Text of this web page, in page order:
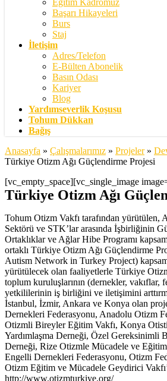
Eğitim Kadromuz
Başarı Hikayeleri
Burs
Staj
İletişim
Adres/Telefon
E-Bülten Abonelik
Basın Odası
Kariyer
Blog
Yardımseverlik Koşusu
Tohum Dükkan
Bağış
Anasayfa » Çalışmalarımız » Projeler»
Türkiye Otizm Ağı Güçlendirme Projesi
[vc_empty_space][vc_single_image
Türkiye Otizm Ağı
Tohum Otizm Vakfı tarafından yürütülen,
Sektörü ve STK’lar arasında İşbirliğinin
Ortaklıklar ve Ağlar Hibe Programı
ortaklı Türkiye Otizm Ağı Güçlendirme
Autism Network in Turkey Project)
yürütülecek olan faaliyetlerle Türkiye
toplum kuruluşlarının (dernekler, vakıflar,
yetkililerinin iş birliğini ve iletişimini
İstanbul, İzmir, Ankara ve Konya olan
Dernekleri Federasyonu, Anadolu Otizm
Otizmli Bireyler Eğitim Vakfı, Konya
Yardımlaşma Derneği, Özel Gereksinimli
Derneği, Rize Otizmle Mücadele ve
Engelli Dernekleri Federasyonu, Otizm
Otizm Eğitim ve Mücadele Geydirici
http://www.otizmturkiye.org/